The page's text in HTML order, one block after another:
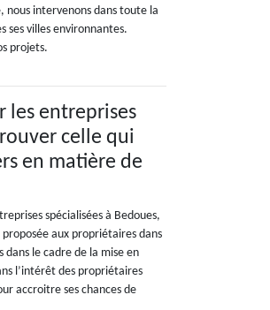
intervenons dans toute la
ses villes environnantes.
projets.
les entreprises
celle qui
en matière de
spécialisées à Bedoues,
aux propriétaires dans
le cadre de la mise en
l’intérêt des propriétaires
accroitre ses chances de